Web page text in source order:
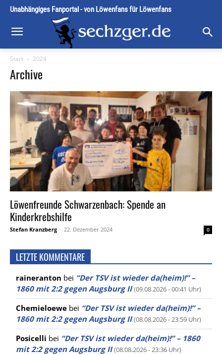
Unabhängiges Fanportal - von Löwenfans für Löwenfans
Start 2024
Archive
Löwenfreunde Schwarzenbach: Spende an
Kinderkrebshilfe
Stefan Kranzberg - 22. Dezember 2024 0
LETZTE KOMMENTARE
raineranton bei “Der TSV ist wieder da(heim)!” –
1860 mit 2:2 gegen Augsburg II (09.08.2026 - 00:41 Uhr)
Chemieloewe bei “Der TSV ist wieder da(heim)!” –
1860 mit 2:2 gegen Augsburg II (08.08.2026 - 23:59 Uhr)
Posicelli bei “Der TSV ist wieder da(heim)!” – 1860
mit 2:2 gegen Augsburg II (08.08.2026 - 23:36 Uhr)